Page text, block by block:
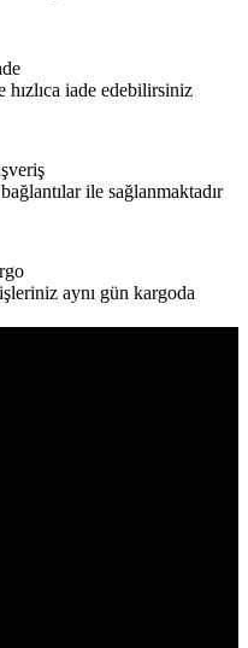
hızlıca iade edebilirsiniz
ile sağlanmaktadır
aynı gün kargoda